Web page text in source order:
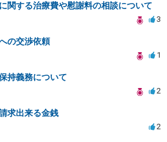
関する治療費や慰謝料の相談について
3
の交渉依頼
1
持義務について
2
求出来る金銭
2